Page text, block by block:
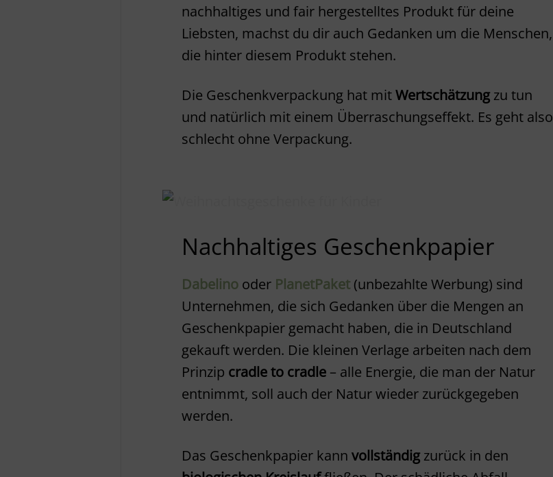
nachhaltiges und fair hergestelltes Produkt für deine
Liebsten, machst du dir auch Gedanken um die Menschen,
die hinter diesem Produkt stehen.
Die Geschenkverpackung hat mitWertschätzung zu tun
und natürlich mit einem Überraschungseffekt. Es geht also
schlecht ohne Verpackung.
Nachhaltiges Geschenkpapier
Dabelino oder PlanetPaket (unbezahlte Werbung) sind
Unternehmen, die sich Gedanken über die Mengen an
Geschenkpapier gemacht haben, die in Deutschland
gekauft werden. Die kleinen Verlage arbeiten nach dem
Prinzip cradle to cradle – alle Energie, die man der Natur
entnimmt, soll auch der Natur wieder zurückgegeben
werden.
Das Geschenkpapier kannvollständig zurück in den